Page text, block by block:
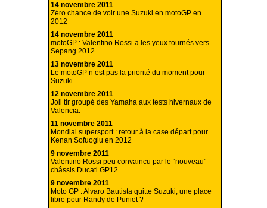
14 novembre 2011
Zéro chance de voir une Suzuki en motoGP en
2012
14 novembre 2011
motoGP : Valentino Rossi a les yeux tournés vers
Sepang 2012
13 novembre 2011
Le motoGP n’est pas la priorité du moment pour
Suzuki
12 novembre 2011
Joli tir groupé des Yamaha aux tests hivernaux de
Valencia.
11 novembre 2011
Mondial supersport : retour à la case départ pour
Kenan Sofuoglu en 2012
9 novembre 2011
Valentino Rossi peu convaincu par le “nouveau”
châssis Ducati GP12
9 novembre 2011
Moto GP : Alvaro Bautista quitte Suzuki, une place
libre pour Randy de Puniet ?